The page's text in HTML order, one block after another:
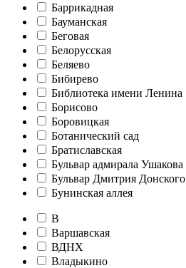
Баррикадная
Бауманская
Беговая
Белорусская
Беляево
Бибирево
Библиотека имени Ленина
Борисово
Боровицкая
Ботанический сад
Братиславская
Бульвар адмирала Ушакова
Бульвар Дмитрия Донского
Бунинская аллея
В
Варшавская
ВДНХ
Владыкино